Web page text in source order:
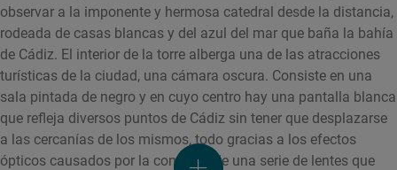
observar a la imponente y hermosa catedral desde la distancia,
rodeada de casas blancas y del azul del mar que baña la bahía
de Cádiz. El interior de la torre alberga una de las atracciones
turísticas de la ciudad, una cámara oscura. Consiste en una
sala pintada de negro y en cuyo centro hay una pantalla blanca
que refleja diversos puntos de Cádiz sin tener que desplazarse
a las cercanías de los mismos, todo gracias a los efectos
ópticos causados por la conexión de una serie de lentes que